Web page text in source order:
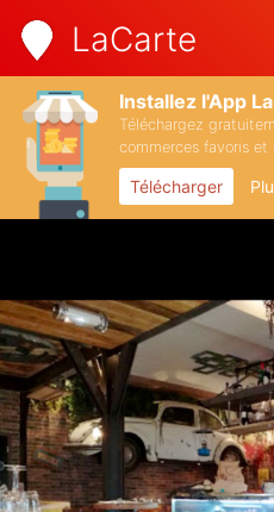
LaCarte
Installez l'App
Téléchargez
commerces favoris et
Télécharger